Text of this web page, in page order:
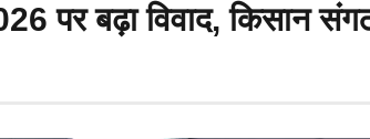
पर बढ़ा विवाद, किसान